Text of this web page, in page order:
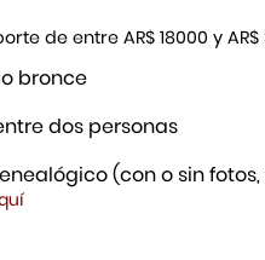
de entre AR$ 18000 y
bronce
dos personas
(con o sin